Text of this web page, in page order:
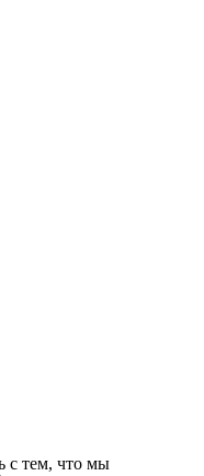
с тем, что мы